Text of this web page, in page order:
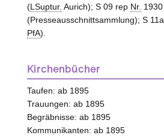
(LSuptur. Aurich); S 09 rep Nr. 1930
(Presseausschnittsammlung); S 11a
PfA).
Kirchenbücher
Taufen: ab 1895
Trauungen: ab 1895
Begräbnisse: ab 1895
Kommunikanten: ab 1895